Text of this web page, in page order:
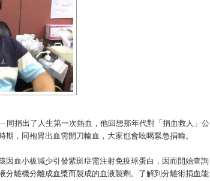
同捐出了人生第一次熱血，他回想那年代對「捐血救人」公
，同袍胃出血需開刀輸血，大家也會吆喝緊急捐輸。
血小板減少引發紫斑症需注射免疫球蛋白，因而開始查詢
離機分離成血漿而製成的血液製劑。了解到分離術捐血能